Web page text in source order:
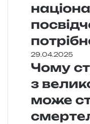
29.04.2025
Чому
з
може